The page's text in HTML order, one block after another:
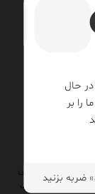
حال
بر
بزنید
توجه به
گزارشی تولید
عملیاتی و فنی
چه
بدون هزینهٔ اضافی
فعال کرد. درخواست این گزارش، نقطهٔ شروعی برای تبدیل Splunk از یک